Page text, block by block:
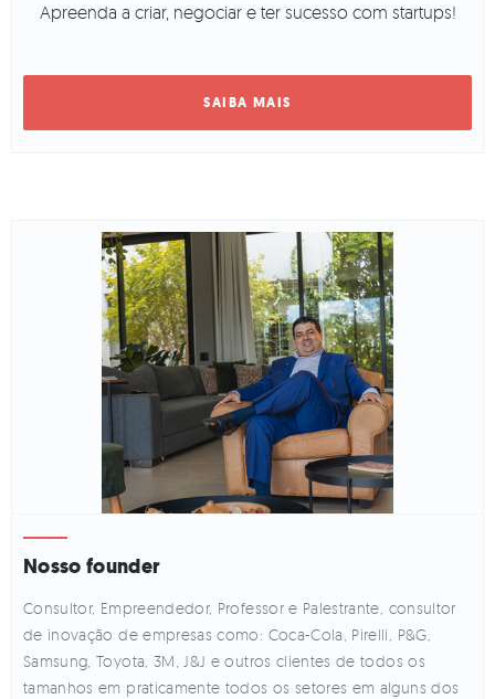
Apreenda a criar, negociar e ter sucesso com startups!
Nosso founder
Consultor, Empreendedor, Professor e Palestrante, consultor
de inovação de empresas como: Coca-Cola, Pirelli, P&G,
Samsung, Toyota, 3M, J&J e outros clientes de todos os
tamanhos em praticamente todos os setores em alguns dos